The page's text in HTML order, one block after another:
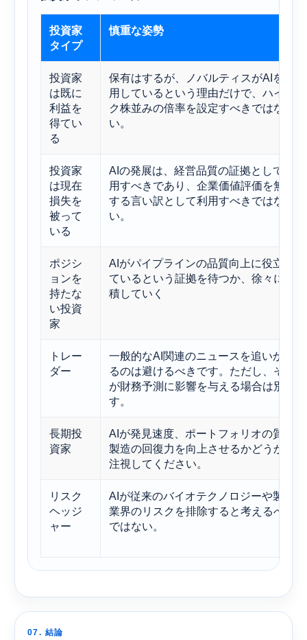
投資家
タイプ
慎重な姿勢
投資家
は既に
利益を
得てい
る
保有はするが、ノバルティスがAIを使
用しているという理由だけで、ハイテ
ク株並みの倍率を設定すべきではな
い。
投資家
は現在
損失を
被って
いる
AIの発展は、経営品質の証拠として活
用すべきであり、企業価値評価を無視
する言い訳として利用すべきではな
い。
ポジシ
ョンを
持たな
い投資
家
AIがパイプラインの品質向上に役立っ
ているという証拠を待つか、徐々に蓄
積していく
トレー
ダー
一般的なAI関連のニュースを追いかけ
るのは避けるべきです。ただし、それ
が財務予測に影響を与える場合は別で
す。
長期投
資家
AIが発見速度、ポートフォリオの質、
製造の回復力を向上させるかどうかを
注視してください。
リスク
ヘッジ
ャー
AIが従来のバイオテクノロジーや製薬
業界のリスクを排除すると考えるべき
ではない。
07. 結論